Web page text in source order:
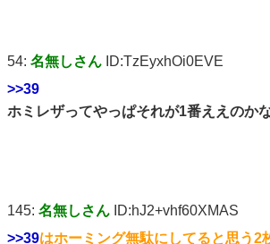
54: 名無しさん ID:TzEyxhOi0EVE
>>39
ホミレザってやっぱそれが1番ええのか
145: 名無しさん ID:hJ2+vhf60XMAS
>>39はホーミング無駄にしてると思う2